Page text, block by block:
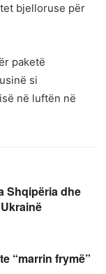
bjelloruse për
paketë
si
në luftën në
Shqipëria dhe
“marrin frymë”